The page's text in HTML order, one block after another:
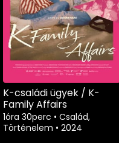
K-családi ügyek / K-
Family Affairs
1óra 30perc • Család,
Történelem • 2024